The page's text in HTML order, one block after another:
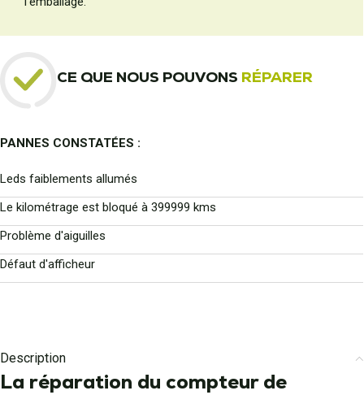
CE QUE NOUS POUVONS RÉPARER
PANNES CONSTATÉES :
Leds faiblements allumés
Le kilométrage est bloqué à 399999 kms
Problème d'aiguilles
Défaut d'afficheur
Description
La réparation du compteur de